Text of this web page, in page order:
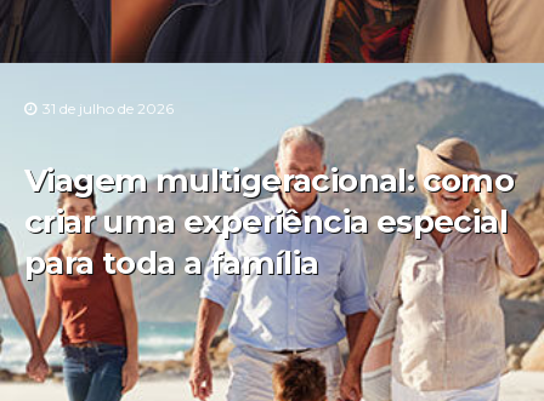
31 de julho de 2026
Viagem multigeracional: como
criar uma experiência especial
para toda a família